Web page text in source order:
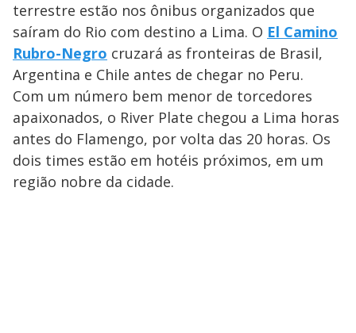
terrestre estão nos ônibus organizados que
saíram do Rio com destino a Lima. O El Camino
Rubro-Negro cruzará as fronteiras de Brasil,
Argentina e Chile antes de chegar no Peru.
Com um número bem menor de torcedores
apaixonados, o River Plate chegou a Lima horas
antes do Flamengo, por volta das 20 horas. Os
dois times estão em hotéis próximos, em um
região nobre da cidade.